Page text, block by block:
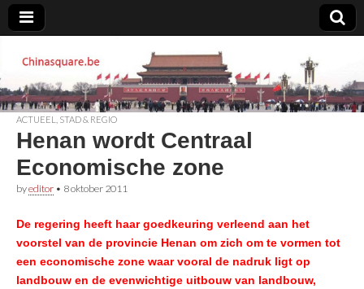
Chinasquare.be
ACTUEEL STAD & REGIO
Henan wordt Centraal
Economische zone
byeditor • 8 oktober 2011
De regering heeft haar goedkeuring verleend aan het
voorstel van de provincie Henan om zich om te vormen tot
een economische zone waar vooral de nadruk ligt op
landbouw en de evenwichtige uitbouw van landbouw,